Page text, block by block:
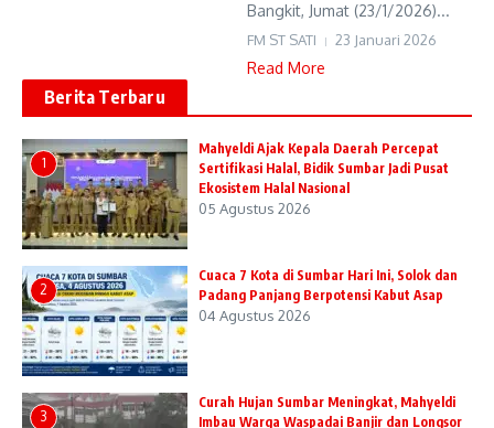
Bangkit, Jumat (23/1/2026)...
FM ST SATI 23 Januari 2026
Read More
Berita Terbaru
1
Mahyeldi Ajak Kepala Daerah Percepat
Sertifikasi Halal, Bidik Sumbar Jadi Pusat
Ekosistem Halal Nasional
05 Agustus 2026
2
Cuaca 7 Kota di Sumbar Hari Ini, Solok dan
Padang Panjang Berpotensi Kabut Asap
04 Agustus 2026
3
Curah Hujan Sumbar Meningkat, Mahyeldi
Imbau Warga Waspadai Banjir dan Longsor